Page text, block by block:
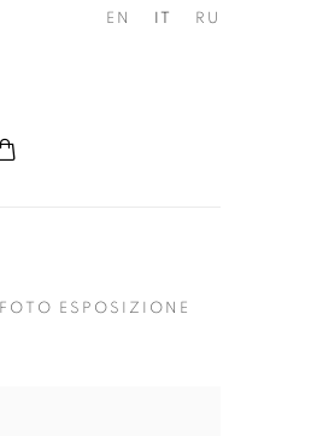
EN IT RU
FOTO ESPOSIZIONE